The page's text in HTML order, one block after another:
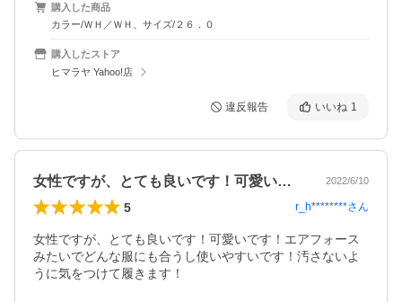
購入した商品
カラー/ＷＨ／ＷＨ、サイズ/２６．０
購入したストア
ヒマラヤ Yahoo!店
違反報告 いいね 1
女性ですが、とても良いです！可愛いです… 2022/6/10
5 r_h********さん
女性ですが、とても良いです！可愛いです！エアフォース
みたいでどんな服にも合うし使いやすいです！汚さないよ
うに気をつけて履きます！